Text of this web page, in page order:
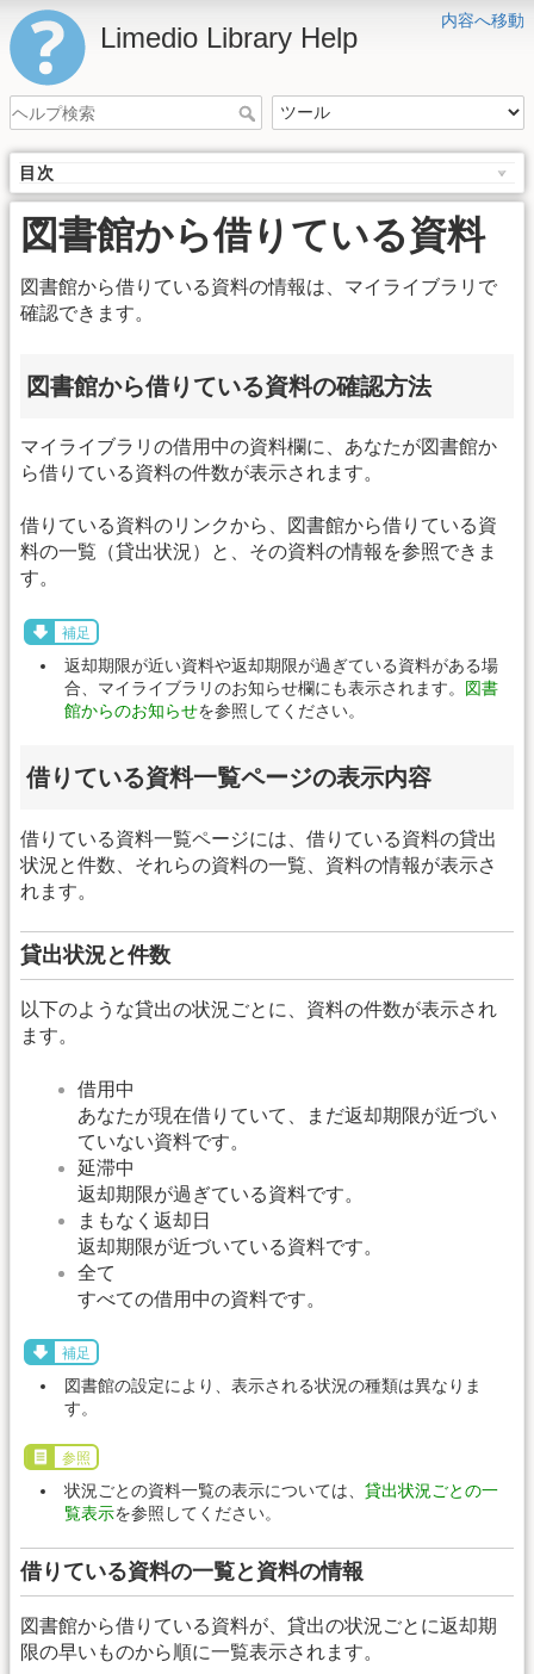
内容へ移動
Limedio Library Help
目次
図書館から借りている資料
図書館から借りている資料の情報は、マイライブラリで
確認できます。
図書館から借りている資料の確認方法
マイライブラリの借用中の資料欄に、あなたが図書館か
ら借りている資料の件数が表示されます。
借りている資料のリンクから、図書館から借りている資
料の一覧（貸出状況）と、その資料の情報を参照できま
す。
補足
返却期限が近い資料や返却期限が過ぎている資料がある場
合、マイライブラリのお知らせ欄にも表示されます。 図書
館からのお知らせを参照してください。
借りている資料一覧ページの表示内容
借りている資料一覧ページには、借りている資料の貸出
状況と件数、それらの資料の一覧、資料の情報が表示さ
れます。
貸出状況と件数
以下のような貸出の状況ごとに、資料の件数が表示され
ます。
借用中
あなたが現在借りていて、まだ返却期限が近づい
ていない資料です。
延滞中
返却期限が過ぎている資料です。
まもなく返却日
返却期限が近づいている資料です。
全て
すべての借用中の資料です。
補足
図書館の設定により、表示される状況の種類は異なりま
す。
参照
状況ごとの資料一覧の表示については、 貸出状況ごとの一
覧表示を参照してください。
借りている資料の一覧と資料の情報
図書館から借りている資料が、貸出の状況ごとに返却期
限の早いものから順に一覧表示されます。